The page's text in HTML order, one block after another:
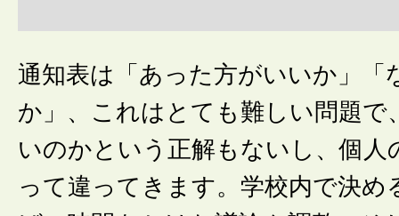
通知表は「あった方がいいか」「
か」、これはとても難しい問題で
いのかという正解もないし、個人
って違ってきます。学校内で決め